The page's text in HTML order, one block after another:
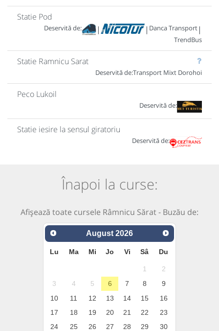
Statie Pod
Deservită de: | | Danca Transport|
TrendBus
Statie Ramnicu Sarat
Deservită de:Transport Mixt Dorohoi
Peco Lukoil
Deservită de:
Statie iesire la sensul giratoriu
Deservită de:
Înapoi la curse:
Afișează toate cursele Râmnicu Sărat - Buzău de:
August 2026
Lu Ma Mi Jo Vi Sâ Du
1
2
3
4 5 6 7 8
9
10
11 12 13 14 15
16
17
18 19 20 21 22
23
24
25 26 27 28 29
30